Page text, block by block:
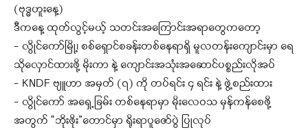
(ဗုဒ္ဓဟူးနေ့)
ဒီကနေ့ ထုတ်လွင့်မယ့် သတင်းအကြောင်းအရာတွေကတော့
– လွိုင်ကော်မြို့၊ စစ်ရှောင်စခန်းတစ်နေရာရှိ မူလတန်းကျောင်းမှာ ရေ
သိုလှောင်ထားဖို့ မိုးကာ နဲ့ ကျောင်းအသုံးအဆောင်ပစ္စည်းလိုအပ်
– KNDF ဗျူဟာ အမှတ် (၇) ကို တပ်ရင်း ၄ ရင်း နဲ့ ဖွဲ့စည်းထား
– လွိုင်ကော် အရှေ့ခြမ်း တစ်နေရာမှာ မိုးလေဝသ မှန်ကန်စေဖို့
အတွက် “ဘိုးဖိုး”တောင်မှာ ရိုးရာပူဇော်ပွဲ ပြုလုပ်